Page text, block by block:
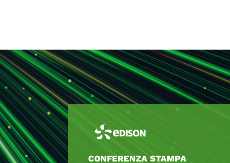
CONFERENZA STAMPA